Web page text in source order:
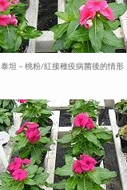
泰坦－桃粉/紅接種疫病菌後的情形